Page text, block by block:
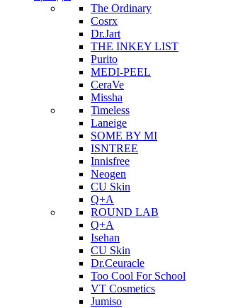
The Ordinary
Cosrx
Dr.Jart
THE INKEY LIST
Purito
MEDI-PEEL
CeraVe
Missha
Timeless
Laneige
SOME BY MI
ISNTREE
Innisfree
Neogen
CU Skin
Q+A
ROUND LAB
Q+A
Isehan
CU Skin
Dr.Ceuracle
Too Cool For School
VT Cosmetics
Jumiso